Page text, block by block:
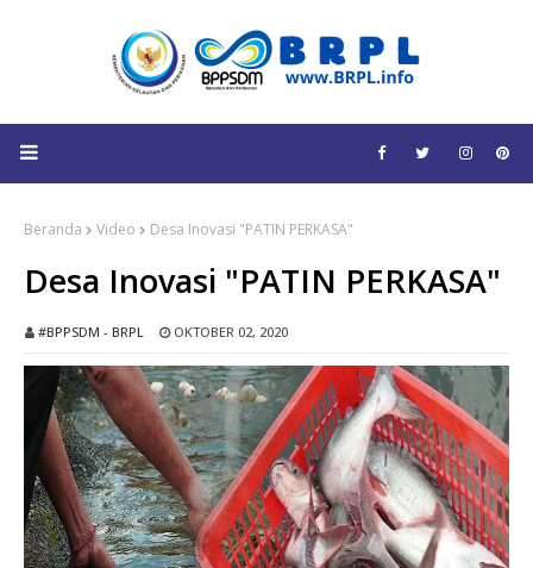
Beranda Video Desa Inovasi "PATIN PERKASA"
Desa Inovasi "PATIN PERKASA"
#BPPSDM - BRPL OKTOBER 02, 2020